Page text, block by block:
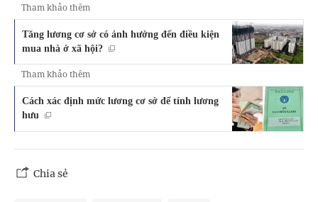
Tham khảo thêm
Tăng lương cơ sở có ảnh hưởng đến điều kiện
mua nhà ở xã hội?
Tham khảo thêm
Cách xác định mức lương cơ sở để tính lương
hưu
Chia sẻ